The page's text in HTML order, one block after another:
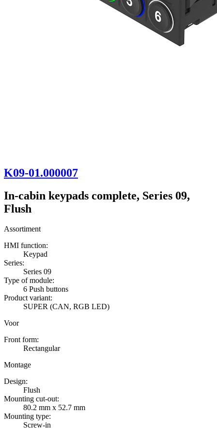
K09-01.000007
In-cabin keypads complete, Series 09,
Flush
Assortiment
HMI function:
Keypad
Series:
Series 09
Type of module:
6 Push buttons
Product variant:
SUPER (CAN, RGB LED)
Voor
Front form:
Rectangular
Montage
Design:
Flush
Mounting cut-out:
80.2 mm x 52.7 mm
Mounting type:
Screw-in